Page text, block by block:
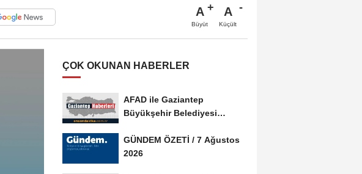
A
Büyüt
A
Küçült
ÇOK OKUNAN HABERLER
AFAD ile Gaziantep
Büyükşehir Belediyesi
GÜNDEM ÖZETİ / 7 Ağustos
2026